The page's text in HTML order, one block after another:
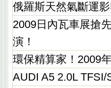
俄羅斯天然氣斷運
2009日內瓦車展搶
演！
環保精算家！2009
AUDI A5 2.0L